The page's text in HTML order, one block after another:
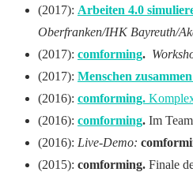
(2017): Arbeiten 4.0
Oberfranken/IHK Bayreuth/
(2017): comforming.
(2017): Menschen
(2016): comforming.
(2016): comforming. Im
(2016): Live-Demo:
(2015): comforming. Finale